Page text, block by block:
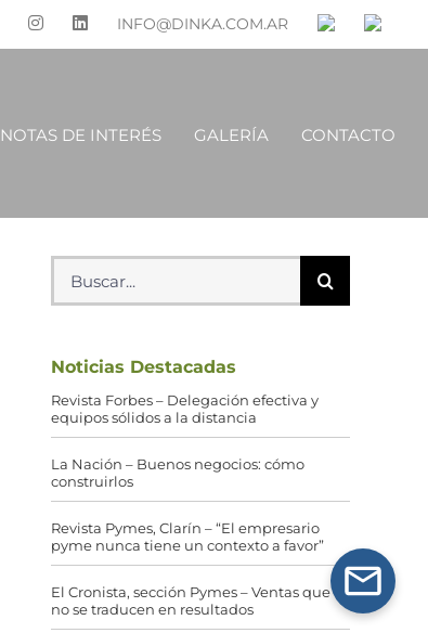
INFO@DINKA.COM.AR
NOTAS DE INTERÉS GALERÍA CONTACTO
Buscar:
Noticias Destacadas
Revista Forbes – Delegación efectiva y
equipos sólidos a la distancia
La Nación – Buenos negocios: cómo
construirlos
Revista Pymes, Clarín – “El empresario
pyme nunca tiene un contexto a favor”
El Cronista, sección Pymes – Ventas que
no se traducen en resultados